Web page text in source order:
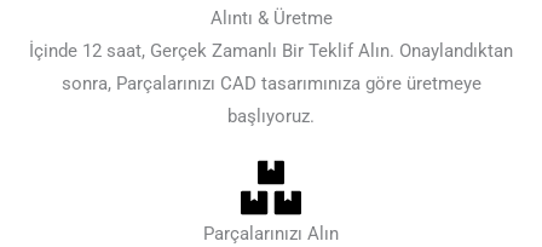
Alıntı & Üretme
İçinde 12 saat, Gerçek Zamanlı Bir Teklif Alın. Onaylandıktan
sonra, Parçalarınızı CAD tasarımınıza göre üretmeye
başlıyoruz.
Parçalarınızı Alın